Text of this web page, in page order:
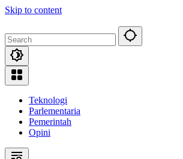
Skip to content
Teknologi
Parlementaria
Pemerintah
Opini